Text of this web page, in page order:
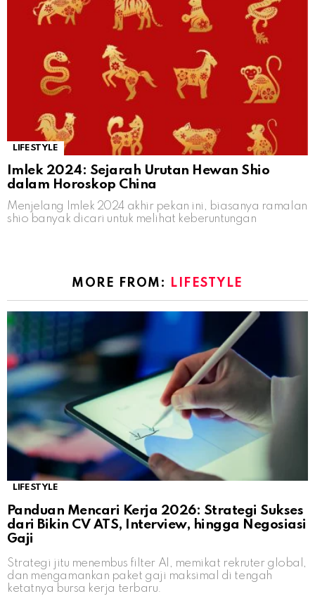
LIFESTYLE
Imlek 2024: Sejarah Urutan Hewan Shio
dalam Horoskop China
Menjelang Imlek 2024 akhir pekan ini, biasanya ramalan
shio banyak dicari untuk melihat keberuntungan
MORE FROM: LIFESTYLE
LIFESTYLE
Panduan Mencari Kerja 2026: Strategi Sukses
dari Bikin CV ATS, Interview, hingga Negosiasi
Gaji
Strategi jitu menembus filter AI, memikat rekruter global,
dan mengamankan paket gaji maksimal di tengah
ketatnya bursa kerja terbaru.